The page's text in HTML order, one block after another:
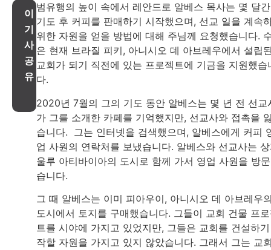
이
기
사
공
유
범유행의 높이 속에서 레안드로 알베스 목사는 몇 달
기도 후 커피를 판매하기 시작했으며, 선교 일을 계속
위한 자원을 얻을 방법에 대해 주님께 요청했습니다.
은 현재 브라질 피키, 아니시오 데 아브레우에서 설립
교회가 되기 직전에 있는 프로젝트에 기금을 지원했습
다.
2020년 7월의 그의 기도 동안 알베스는 몇 년 전 선교
가 그를 소개한 카페를 기억했지만, 선교사와 접촉을
습니다. 그는 인터넷을 검색했으며, 알베스에게 커피
업 사원의 연락처를 보냈습니다. 알베스와 선교사는
울루 아티바이아의 도시로 함께 가서 영업 사원을 방
습니다.
그 때 알베스는 이미 피아우이, 아니시오 데 아브레우
도시에서 토지를 구매했습니다. 그들이 교회 건물 프
트를 시야에 가지고 있었지만, 그들은 교회를 건설하
작할 자원을 가지고 있지 않았습니다. 그래서 그는 교